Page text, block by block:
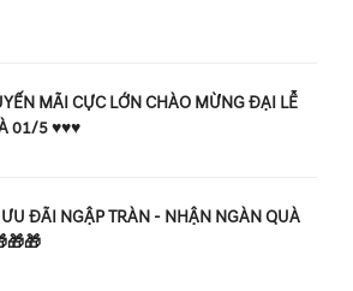
MÃI CỰC LỚN CHÀO MỪNG ĐẠI LỄ
01/5 ♥️♥️♥️
ĐÃI NGẬP TRÀN - NHẬN NGÀN QUÀ